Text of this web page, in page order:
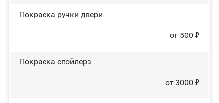
Покраска ручки двери
от 500 ₽
Покраска спойлера
от 3000 ₽